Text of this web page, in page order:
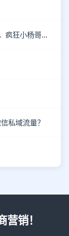
没有团队却拥有将近5000万粉丝的网红，疯狂小杨哥到底有“多疯狂”？
私域流量？
销！